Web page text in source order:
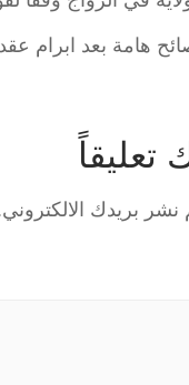
هامة بعد ابرام عقد
تعليقاً
نشر بريدك